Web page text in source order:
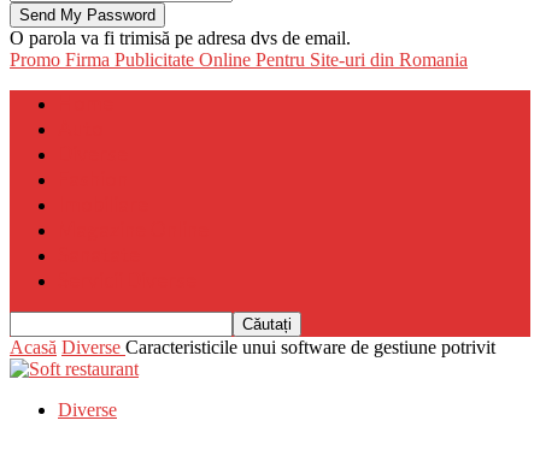
O parola va fi trimisă pe adresa dvs de email.
Promo Firma Publicitate Online Pentru Site-uri din Romania
Acasă Diverse Caracteristicile unui software de gestiune potrivit
Diverse